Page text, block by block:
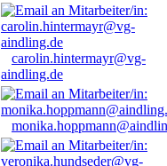
carolin.hintermayr@vg-
aindling.de